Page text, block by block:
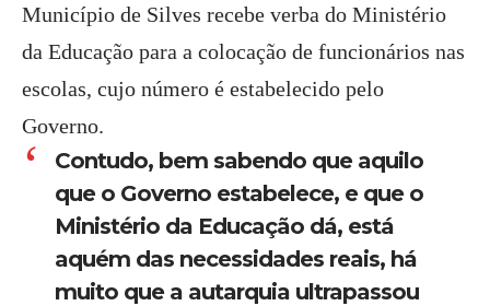
Município de Silves recebe verba do Ministério
da Educação para a colocação de funcionários nas
escolas, cujo número é estabelecido pelo
Governo.
Contudo, bem sabendo que aquilo
que o Governo estabelece, e que o
Ministério da Educação dá, está
aquém das necessidades reais, há
muito que a autarquia ultrapassou